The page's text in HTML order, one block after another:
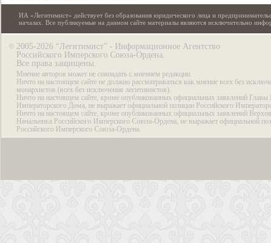
ИА «Легитимист» действует без образования юридического лица и
началах. Все публикуемые на данном сайте материалы являются исключительно
© 2005-2026 “Легитимист” - Информационное Агентство
Российского Имперского Союза-Ордена.
Все права защищены.
Мнение авторов может не совпадать с мнением редакции.
Ничто на настоящем сайте не должно рассматриваться как мнение всех без
монархистов (всех без исключения легитимистов).
Ничто на настоящем сайте, кроме опубликованных официальных заявлений Главы
Императорского Дома, не выражает официальной позиции Российского
Ничто на настоящем сайте, кроме опубликованных официальных заявлений
Начальника Российского Имперского Союза-Ордена, не выражает официальной
Российского Имперского Союза-Ордена.